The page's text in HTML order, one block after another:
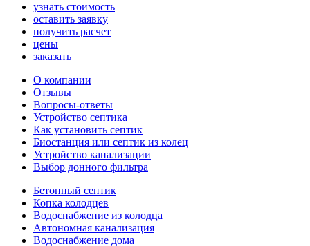
узнать стоимость
оставить заявку
получить расчет
цены
заказать
О компании
Отзывы
Вопросы-ответы
Устройство септика
Как установить септик
Биостанция или септик из колец
Устройство канализации
Выбор донного фильтра
Бетонный септик
Копка колодцев
Водоснабжение из колодца
Автономная канализация
Водоснабжение дома